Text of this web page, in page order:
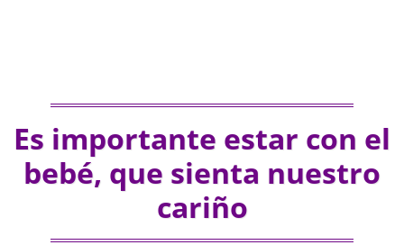
Es importante estar con el
bebé, que sienta nuestro
cariño